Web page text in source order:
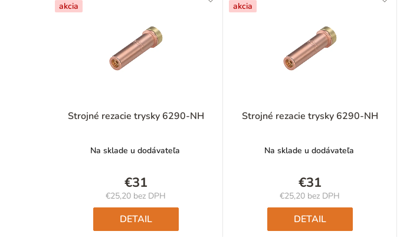
akcia
Strojné rezacie trysky 6290-NH
Na sklade u dodávateľa
€31
€25,20 bez DPH
Jednotková
cena:
DETAIL
akcia
Strojné rezacie trysky 6290-NH
Na sklade u dodávateľa
€31
€25,20 bez DPH
Jednotková
cena:
DETAIL